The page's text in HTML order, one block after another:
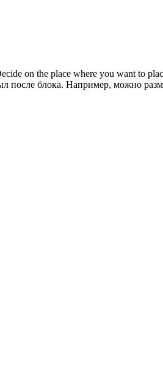
on the place where you want to
после блока. Например, можно